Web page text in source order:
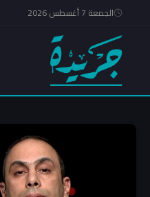
الجمعة 7 أغسطس 2026